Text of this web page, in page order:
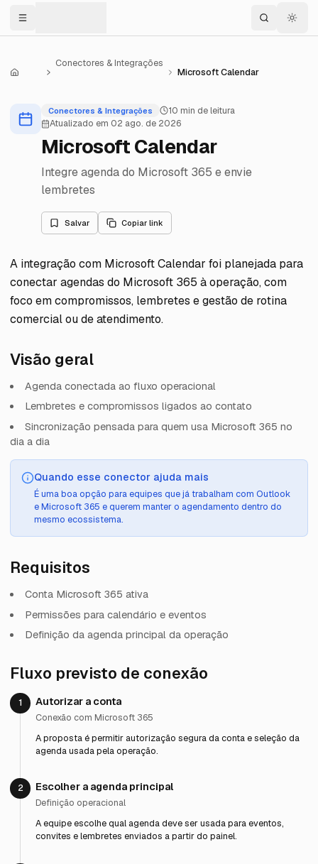
Menu
Central de Ajuda
Conectores & Integrações
Microsoft Calendar
Conectores & Integrações 10 min de leitura
Atualizado em 02 ago. de 2026
Microsoft Calendar
Integre agenda do Microsoft 365 e envie
lembretes
Salvar Copiar link
A integração com Microsoft Calendar foi planejada para
conectar agendas do Microsoft 365 à operação, com
foco em compromissos, lembretes e gestão de rotina
comercial ou de atendimento.
Visão geral
Agenda conectada ao fluxo operacional
Lembretes e compromissos ligados ao contato
Sincronização pensada para quem usa Microsoft 365 no
dia a dia
Quando esse conector ajuda mais
É uma boa opção para equipes que já trabalham com Outlook
e Microsoft 365 e querem manter o agendamento dentro do
mesmo ecossistema.
Requisitos
Conta Microsoft 365 ativa
Permissões para calendário e eventos
Definição da agenda principal da operação
Fluxo previsto de conexão
1 Autorizar a conta
Conexão com Microsoft 365
A proposta é permitir autorização segura da conta e seleção da
agenda usada pela operação.
2 Escolher a agenda principal
Definição operacional
A equipe escolhe qual agenda deve ser usada para eventos,
convites e lembretes enviados a partir do painel.